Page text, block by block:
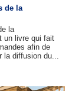
de la
la
un livre qui fait
afin de
diffusion du...